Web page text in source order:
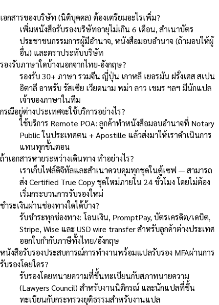
เอกสารของบริษัท (นิติบุคคล) ต้องเตรียมอะไรเพิ่ม?
เพิ่มหนังสือรับรองบริษัทอายุไม่เกิน 6 เดือน, สำเนาบัตร
ประชาชนกรรมการผู้มีอำนาจ, หนังสือมอบอำนาจ (ถ้ามอบให้ผู้
อื่น) และตราประทับบริษัท
รองรับภาษาใดบ้างนอกจากไทย-อังกฤษ?
รองรับ 30+ ภาษา รวมจีน ญี่ปุ่น เกาหลี เยอรมัน ฝรั่งเศส สเปน
อิตาลี อาหรับ รัสเซีย เวียดนาม พม่า ลาว เขมร ฯลฯ มีนักแปล
เจ้าของภาษาในทีม
กรณีอยู่ต่างประเทศจะใช้บริการอย่างไร?
ใช้บริการ Remote POA: ลูกค้าทำหนังสือมอบอำนาจที่ Notary
Public ในประเทศตน + Apostille แล้วส่งมาให้เราดำเนินการ
แทนทุกขั้นตอน
ถ้าเอกสารหายระหว่างเดินทาง ทำอย่างไร?
เราเก็บไฟล์ดิจิทัลและสำเนาควบคุมทุกชุดในตู้เซฟ — สามารถ
ส่ง Certified True Copy ชุดใหม่ภายใน 24 ชั่วโมง โดยไม่ต้อง
เริ่มกระบวนการรับรองใหม่
ชำระเงินผ่านช่องทางใดได้บ้าง?
รับชำระทุกช่องทาง: โอนเงิน, PromptPay, บัตรเครดิต/เดบิต,
Stripe, Wise และ USD wire transfer สำหรับลูกค้าต่างประเทศ
ออกใบกำกับภาษีทั้งไทย/อังกฤษ
หนังสือรับรองประสบการณ์การทำงานพร้อมแปลรับรอง MFAผ่านการ
รับรองโดยใคร?
รับรองโดยทนายความที่ขึ้นทะเบียนกับสภาทนายความ
(Lawyers Council) สำหรับงานนิติกรณ์ และนักแปลที่ขึ้น
ทะเบียนกับกระทรวงยุติธรรมสำหรับงานแปล